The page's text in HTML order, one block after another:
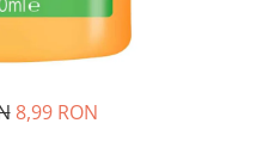
8,99 RON